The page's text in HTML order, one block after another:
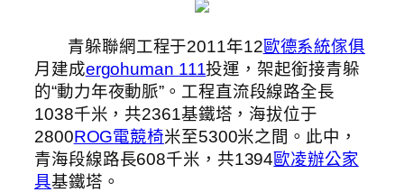
青躲聯網工程于2011年12歐德系統傢俱
月建成ergohuman 111投運，架起銜接青躲
的“動力年夜動脈”。工程直流段線路全長
1038千米，共2361基鐵塔，海拔位于
2800ROG電競椅米至5300米之間。此中，
青海段線路長608千米，共1394歐凌辦公家
具基鐵塔。